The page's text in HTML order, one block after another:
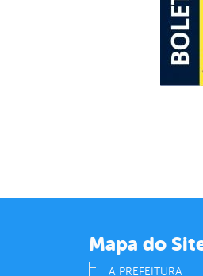
Mapa do
A PREFEITURA